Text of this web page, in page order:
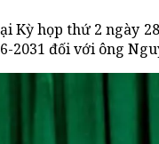
Kỳ họp thứ 2 ngày
2031 đối với ông